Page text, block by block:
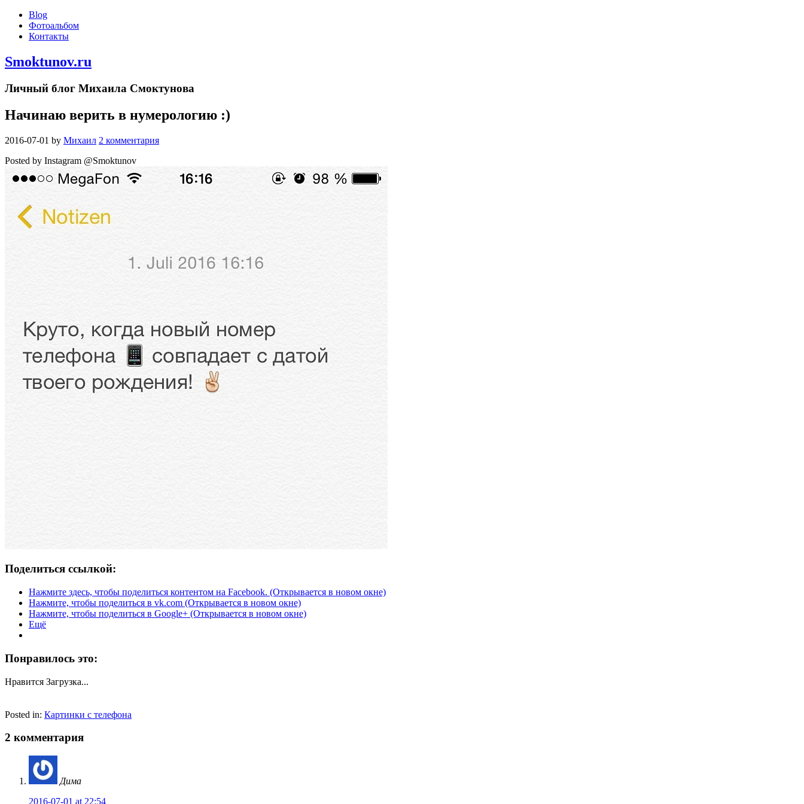
Blog
Фотоальбом
Контакты
Smoktunov.ru
Личный блог Михаила Смоктунова
Начинаю верить в нумерологию :)
2016-07-01 by Михаил 2 комментария
Posted by Instagram @Smoktunov
Поделиться ссылкой:
Нажмите здесь, чтобы поделиться контентом на Facebook. (Открывается в новом окне)
Нажмите, чтобы поделиться в vk.com (Открывается в новом окне)
Нажмите, чтобы поделиться в Google+ (Открывается в новом окне)
Ещё
Понравилось это:
Нравится Загрузка...
Posted in: Картинки с телефона
2 комментария
Дима
2016-07-01 at 22:54